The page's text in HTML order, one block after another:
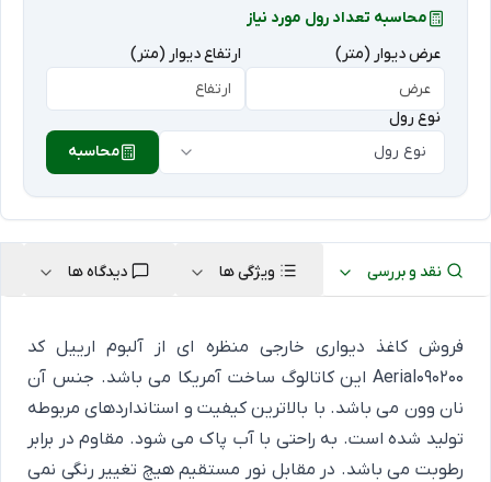
محاسبه تعداد رول مورد نیاز
عرض دیوار (متر)
ارتفاع دیوار (متر)
نوع رول
نوع رول
محاسبه
نقد و بررسی ویژگی ها دیدگاه ها
فروش کاغذ دیواری خارجی منظره ای از آلبوم ارییل کد
Aerial090200 این کاتالوگ ساخت آمریکا می باشد. جنس آن
نان وون می باشد. با بالاترین کیفیت و استانداردهای مربوطه
تولید شده است. به راحتی با آب پاک می شود. مقاوم در برابر
رطوبت می باشد. در مقابل نور مستقیم هیچ تغییر رنگی نمی